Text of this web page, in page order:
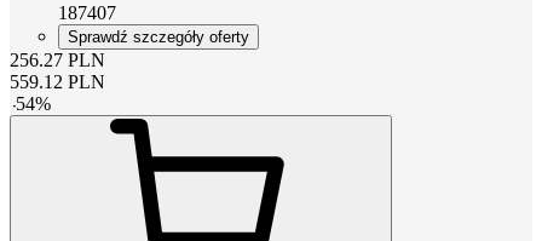
187407
Sprawdź szczegóły oferty
256.27 PLN
559.12 PLN
-54%